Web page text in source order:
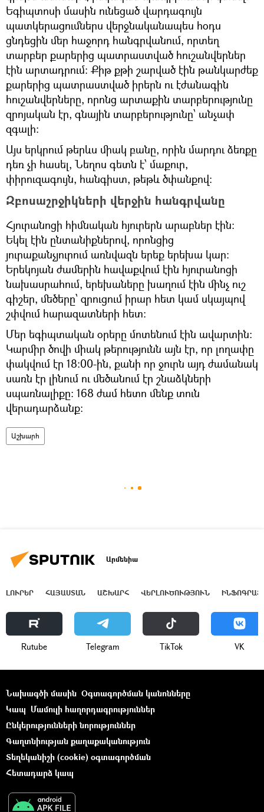
Եգիպտոսի մասին ունեցած վարդագույն
պատկերացումներս վերջնականապես հօդս
ցնդեցին մեր հաջորդ հանգրվանում, որտեղ
տարբեր քարերից պատրաստված հուշանվերներ
էին արտադրում: Քիթ քթի շարված էին թանկարժեք
քարերից պատրաստված իրերն ու էժանագին
հուշանվերները, որոնց արտաքին տարբերությունը
զրոյական էր, գնային տարբերությունը՝ անչափ
զգալի:
Այս երկրում թերևս միակ բանը, որին մարդու ձեռքը
դեռ չի հասել, Նեղոս գետն է՝ մաքուր,
փիրուզագույն, հանգիստ, թեթև ծփանքով։
Զբոսաշրջիկների վերջին հանգրվանը
Հյուրանոցի հիմնական հյուրերն արաբներ էին:
Եկել էին ընտանիքներով, որոնցից
յուրաքանչյուրում առնվազն երեք երեխա կար:
Երեկոյան ժամերին հավաքվում էին հյուրանոցի
նախասրահում, երեխաները խաղում էին մինչ ուշ
գիշեր, մեծերը՝ զրուցում իրար հետ կամ սկայպով
շփվում հարազատների հետ։
Մեր եգիպտական օրերը մոտենում էին ավարտին։
Կարմիր ծովի միակ թերությունն այն էր, որ լողափը
փակվում էր 18։00-ին, քանի որ ջուրն այդ ժամանակ
սառն էր լինում ու մեծանում էր շնաձկների
սպառնալիքը։ 168 ժամ հետո մենք տուն
վերադարձանք։
Աշխարհ
Արմենիա
ԼՈՒՐԵՐ ՀԱՅԱՍՏԱՆ ԱՇԽԱՐՀ ՎԵՐԼՈՒԾՈՒԹՅՈՒՆ
Rutube Telegram ТikТоk VK
Նախագծի մասին Օգտագործման կանոնները
Կապ Մամուլի հաղորդագրություններ
Ընկերությունների նորություններ
Գաղտնիության քաղաքականություն
Տեղեկանիշի (cookie) օգտագործման
Հետադարձ կապ